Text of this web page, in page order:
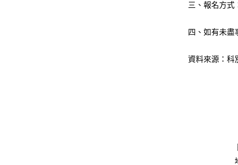
三、報名方式
四、如有未盡
資料來源：科